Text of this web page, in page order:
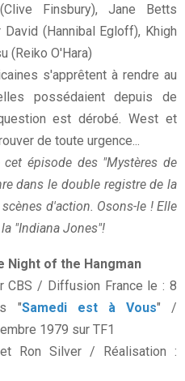
Finsbury), Jane Betts
(Hannibal Egloff), Khigh
(Reiko O'Hara)
s'apprêtent à rendre au
possédaient depuis de
est dérobé. West et
de toute urgence...
épisode des "Mystères de
dans le double registre de la
d'action. Osons-le ! Elle
"Indiana Jones"!
Night of the Hangman
/ Diffusion France le : 8
"Samedi est à Vous" /
1979 sur TF1
Ron Silver / Réalisation :